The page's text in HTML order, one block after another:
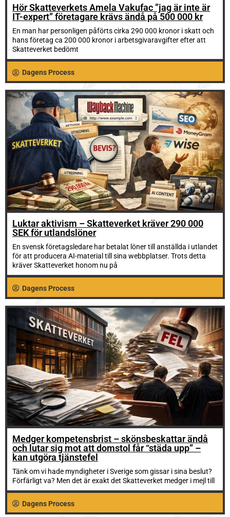
Hör Skatteverkets Amela Vakufac ”jag är inte är
IT-expert” företagare krävs ändå på 500 000 kr
En man har personligen påförts cirka 290 000 kronor i skatt och
hans företag ca 200 000 kronor i arbetsgivaravgifter efter att
Skatteverket bedömt
Dagens Process
Luktar aktivism – Skatteverket kräver 290 000
SEK för utlandslöner
En svensk företagsledare har betalat löner till anställda i utlandet
för att producera AI-material till sina webbplatser. Trots detta
kräver Skatteverket honom nu på
Dagens Process
Medger kompetensbrist – skönsbeskattar ändå
och lutar sig mot att domstol får “städa upp” –
kan utgöra tjänstefel
Tänk om vi hade myndigheter i Sverige som gissar i sina beslut?
Förfärligt va? Men det är exakt det Skatteverket medger i mejl till
Dagens Process